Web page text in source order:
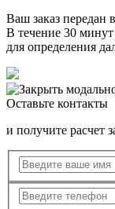
Ваш заказ передан
В течение 30
для определения
Оставьте контакты
и получите расчет